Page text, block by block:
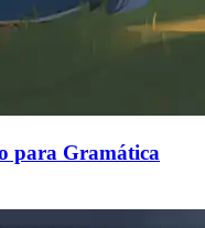
para Gramática